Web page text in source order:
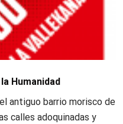
Humanidad
antiguo barrio morisco de
calles adoquinadas y